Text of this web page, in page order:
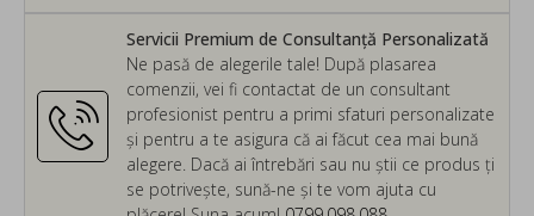
Servicii Premium de Consultanță Personalizată
Ne pasă de alegerile tale! După plasarea
comenzii, vei fi contactat de un consultant
profesionist pentru a primi sfaturi personalizate
și pentru a te asigura că ai făcut cea mai bună
alegere. Dacă ai întrebări sau nu știi ce produs ți
se potrivește, sună-ne și te vom ajuta cu